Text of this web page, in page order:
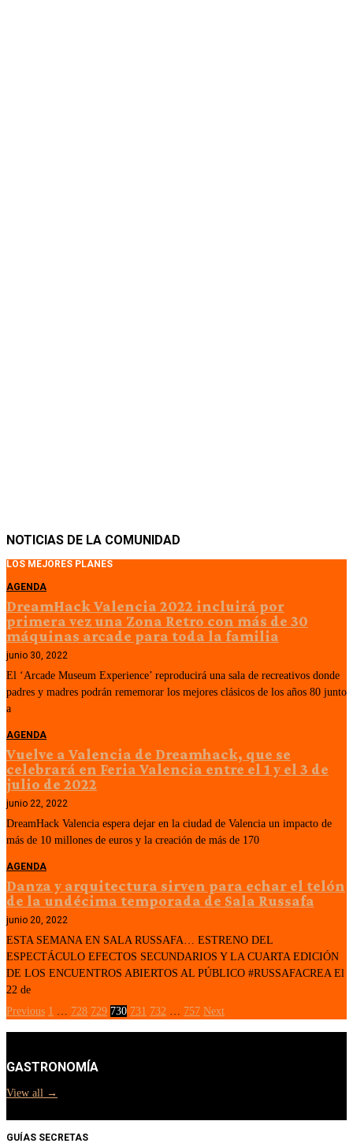
NOTICIAS DE LA COMUNIDAD
LOS MEJORES PLANES
AGENDA
DreamHack Valencia 2022 incluirá por
primera vez una Zona Retro con más de 30
máquinas arcade para toda la familia
junio 30, 2022
El ‘Arcade Museum Experience’ reproducirá una sala de recreativos donde
padres y madres podrán rememorar los mejores clásicos de los años 80 junto
a
AGENDA
Vuelve a Valencia de Dreamhack, que se
celebrará en Feria Valencia entre el 1 y el 3 de
julio de 2022
junio 22, 2022
DreamHack Valencia espera dejar en la ciudad de Valencia un impacto de
más de 10 millones de euros y la creación de más de 170
AGENDA
Danza y arquitectura sirven para echar el telón
de la undécima temporada de Sala Russafa
junio 20, 2022
ESTA SEMANA EN SALA RUSSAFA… ESTRENO DEL
ESPECTÁCULO EFECTOS SECUNDARIOS Y LA CUARTA EDICIÓN
DE LOS ENCUENTROS ABIERTOS AL PÚBLICO #RUSSAFACREA El
22 de
Previous 1 … 728 729 730 731 732 … 757 Next
GASTRONOMÍA
View all →
GUÍAS SECRETAS